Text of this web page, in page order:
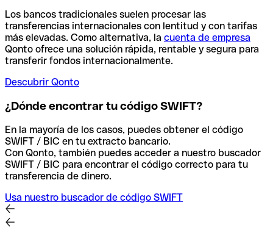
Los bancos tradicionales suelen procesar las
transferencias internacionales con lentitud y con tarifas
más elevadas. Como alternativa, la cuenta de empresa
Qonto ofrece una solución rápida, rentable y segura para
transferir fondos internacionalmente.
Descubrir Qonto
¿Dónde encontrar tu código SWIFT?
En la mayoría de los casos, puedes obtener el código
SWIFT / BIC en tu extracto bancario.
Con Qonto, también puedes acceder a nuestro buscador
SWIFT / BIC para encontrar el código correcto para tu
transferencia de dinero.
Usa nuestro buscador de código SWIFT